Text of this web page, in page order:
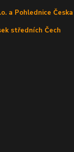
a Pohlednice Česka
středních Čech